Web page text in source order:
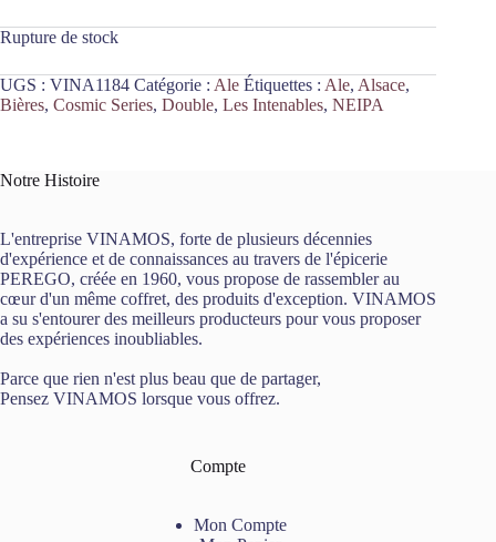
Rupture de stock
UGS : VINA1184 Catégorie : Ale Étiquettes : Ale, Alsace,
Bières, Cosmic Series, Double, Les Intenables, NEIPA
Notre Histoire
L'entreprise VINAMOS, forte de plusieurs décennies
d'expérience et de connaissances au travers de l'épicerie
PEREGO, créée en 1960, vous propose de rassembler au
cœur d'un même coffret, des produits d'exception. VINAMOS
a su s'entourer des meilleurs producteurs pour vous proposer
des expériences inoubliables.
Parce que rien n'est plus beau que de partager,
Pensez VINAMOS lorsque vous offrez.
Compte
Mon Compte